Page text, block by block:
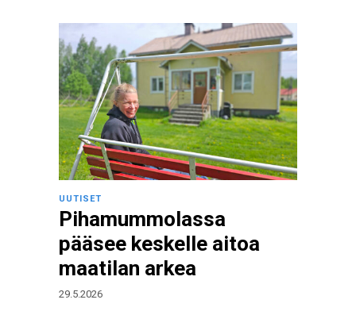
UUTISET
Pihamummolassa
pääsee keskelle aitoa
maatilan arkea
29.5.2026